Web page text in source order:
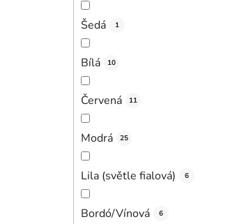
Šedá 1
Bílá 10
Červená 11
Modrá 25
Lila (světle fialová) 6
Bordó/Vínová 6